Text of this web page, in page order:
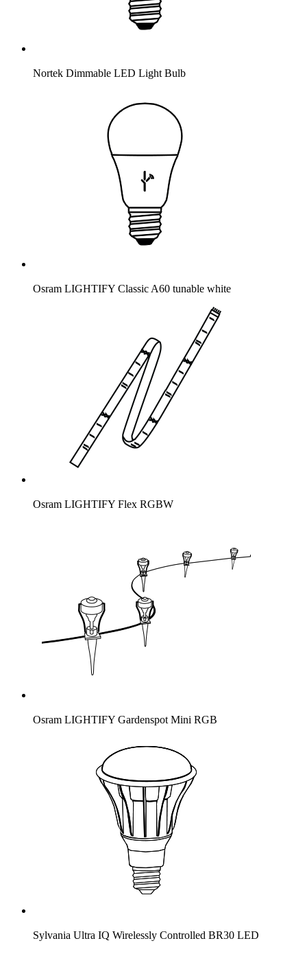
Nortek Dimmable LED Light Bulb
Osram LIGHTIFY Classic A60 tunable white
Osram LIGHTIFY Flex RGBW
Osram LIGHTIFY Gardenspot Mini RGB
Sylvania Ultra IQ Wirelessly Controlled BR30 LED